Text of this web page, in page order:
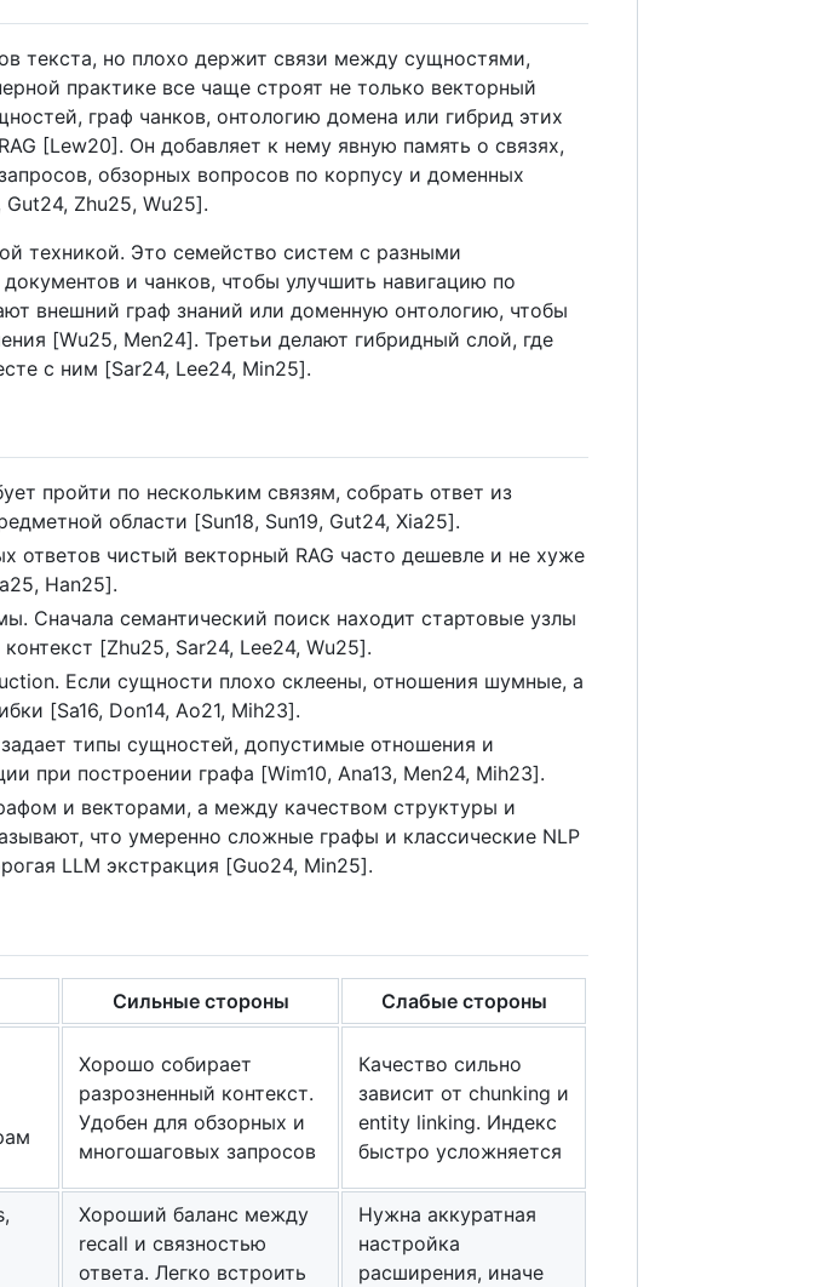
текста, но плохо держит связи между сущностями,
практике все чаще строят не только векторный
граф чанков, онтологию домена или гибрид этих
[Lew20]. Он добавляет к нему явную память о связях,
обзорных вопросов по корпусу и доменных
Zhu25, Wu25].
техникой. Это семейство систем с разными
и чанков, чтобы улучшить навигацию по
внешний граф знаний или доменную онтологию, чтобы
[Wu25, Men24]. Третьи делают гибридный слой, где
с ним [Sar24, Lee24, Min25].
пройти по нескольким связям, собрать ответ из
области [Sun18, Sun19, Gut24, Xia25].
ответов чистый векторный RAG часто дешевле и не хуже
Han25].
Сначала семантический поиск находит стартовые узлы
[Zhu25, Sar24, Lee24, Wu25].
Если сущности плохо склеены, отношения шумные, а
[Sa16, Don14, Ao21, Mih23].
типы сущностей, допустимые отношения и
при построении графа [Wim10, Ana13, Men24, Mih23].
и векторами, а между качеством структуры и
что умеренно сложные графы и классические NLP
LLM экстракция [Guo24, Min25].
Сильные стороны Слабые стороны
Хорошо собирает
разрозненный контекст.
Удобен для обзорных и
многошаговых запросов
Качество сильно
зависит от chunking и
entity linking. Индекс
быстро усложняется
Хороший баланс между
recall и связностью
ответа. Легко встроить
Нужна аккуратная
настройка
расширения, иначе